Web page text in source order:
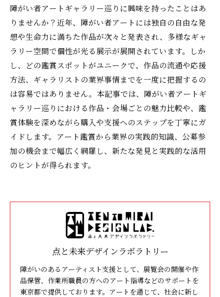
障がい者アートギャラリー巡りに興味を持ったことはあ
りませんか？近年、障がい者アートには独自の自由な発
想や生命力に満ちた作品が次々と発表され、多様なギャ
ラリー空間で個性が光る展示が展開されています。しか
し、どの鑑賞スポットがユニークで、作品の流通や応援
方法、ギャラリストの業界事情までを一度に把握するの
は容易ではありません。本記事では、障がい者アートギ
ャラリー巡りにおける作品・会場ごとの魅力比較や、鑑
賞体験を深めながら購入や支援へのステップを丁寧にガ
イドします。アート鑑賞から業界の実践的知識、公募参
加の機会まで幅広く網羅し、新たな発見と実践的な活用
のヒントが得られます。
点と未来デザインラボラトリー
障がいのあるアーティスト支援として、展覧会の開催や作
品保管、作業所職員の方へのアート指導などのサポートを
東京都で提供しております。アートを通じて、社会に新し